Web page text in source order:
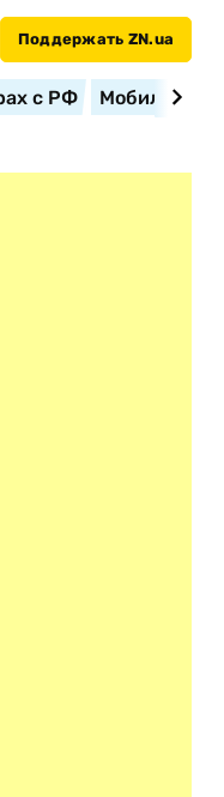
Поддержать ZN.ua
с РФ